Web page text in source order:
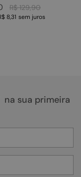
R$ 129,90
8,31 sem juros
na sua primeira